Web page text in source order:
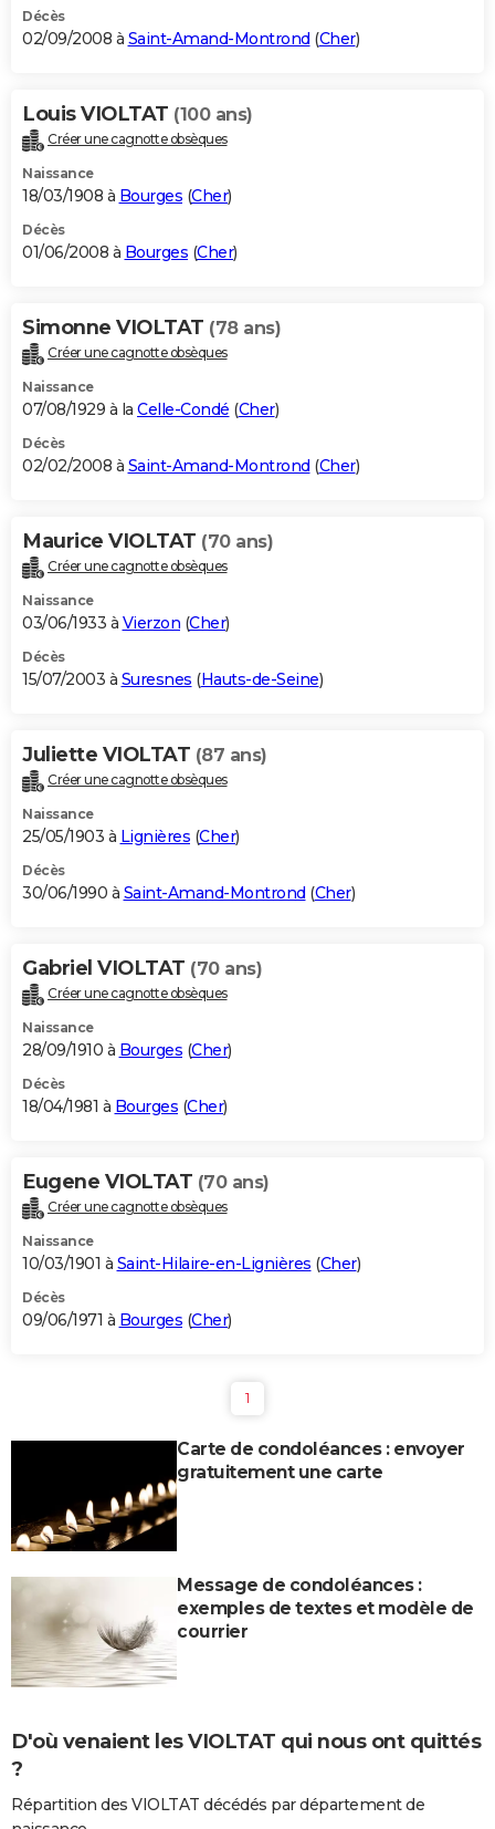
Décès
02/09/2008 à Saint-Amand-Montrond (Cher)
Louis VIOLTAT (100 ans)
Créer une cagnotte obsèques
Naissance
18/03/1908 à Bourges (Cher)
Décès
01/06/2008 à Bourges (Cher)
Simonne VIOLTAT (78 ans)
Créer une cagnotte obsèques
Naissance
07/08/1929 à la Celle-Condé (Cher)
Décès
02/02/2008 à Saint-Amand-Montrond (Cher)
Maurice VIOLTAT (70 ans)
Créer une cagnotte obsèques
Naissance
03/06/1933 à Vierzon (Cher)
Décès
15/07/2003 à Suresnes (Hauts-de-Seine)
Juliette VIOLTAT (87 ans)
Créer une cagnotte obsèques
Naissance
25/05/1903 à Lignières (Cher)
Décès
30/06/1990 à Saint-Amand-Montrond (Cher)
Gabriel VIOLTAT (70 ans)
Créer une cagnotte obsèques
Naissance
28/09/1910 à Bourges (Cher)
Décès
18/04/1981 à Bourges (Cher)
Eugene VIOLTAT (70 ans)
Créer une cagnotte obsèques
Naissance
10/03/1901 à Saint-Hilaire-en-Lignières (Cher)
Décès
09/06/1971 à Bourges (Cher)
1
Carte de condoléances : envoyer
gratuitement une carte
Message de condoléances :
exemples de textes et modèle de
courrier
D'où venaient les VIOLTAT qui nous ont quittés
?
Répartition des VIOLTAT décédés par département de